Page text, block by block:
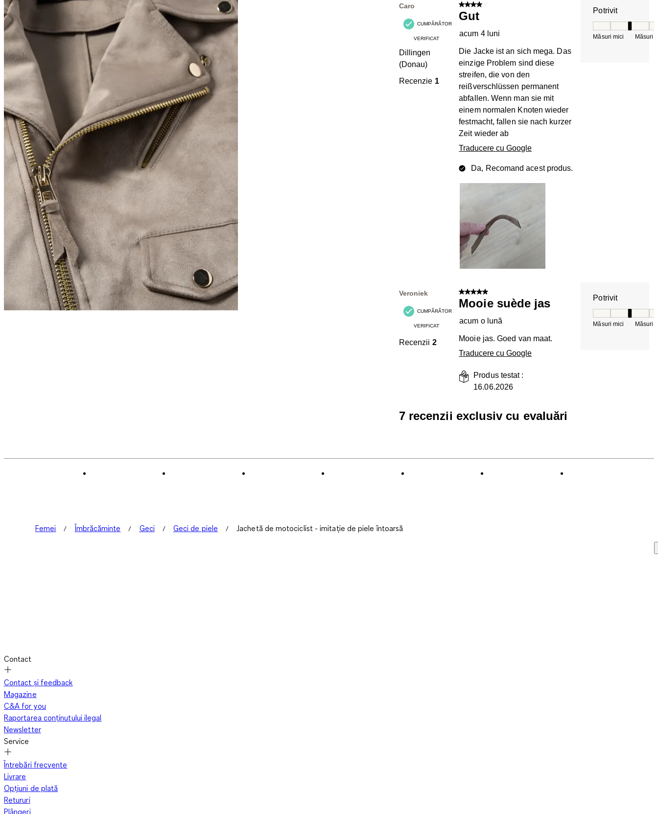
Caro
CUMPĂRĂTOR
VERIFICAT
Dillingen
(Donau)
Recenzie 1
4 din 5 stele.
Gut
acum 4 luni
Die Jacke ist an sich mega. Das
einzige Problem sind diese
streifen, die von den
reißverschlüssen permanent
abfallen. Wenn man sie mit
einem normalen Knoten wieder
festmacht, fallen sie nach kurzer
Zeit wieder ab
Traducere cu Google
Da, Recomand acest produs.
Potrivit
Măsuri mici Măsuri
Veroniek
CUMPĂRĂTOR
VERIFICAT
Recenzii 2
5 din 5 stele.
Mooie suède jas
acum o lună
Mooie jas. Goed van maat.
Traducere cu Google
Produs testat :
16.06.2026
Potrivit
Măsuri mici Măsuri
7 recenzii exclusiv cu evaluări
Femei Îmbrăcăminte Geci Geci de piele Jachetă de motociclist - imitație de piele întoarsă
Contact
Contact și feedback
Magazine
C&A for you
Raportarea conținutului ilegal
Newsletter
Service
Întrebări frecvente
Livrare
Opțiuni de plată
Retururi
Plângeri